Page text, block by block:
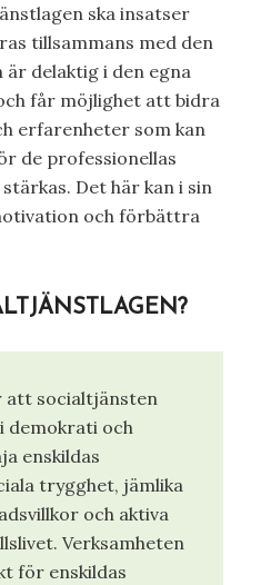
ska insatser
tillsammans med den
är delaktig i den egna
får möjlighet att bidra
erfarenheter som kan
de professionellas
Det här kan i sin
och förbättra
socialtjänsten
demokrati och
enskildas
trygghet, jämlika
och aktiva
Verksamheten
för enskildas